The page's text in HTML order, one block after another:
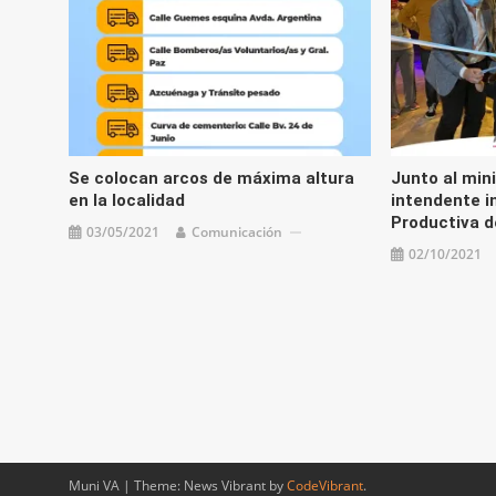
Se colocan arcos de máxima altura
en la localidad
03/05/2021 Comunicación
Junto al
intendente
Productiva
02/10/2021
Muni VA | Theme: News Vibrant byCodeVibrant.